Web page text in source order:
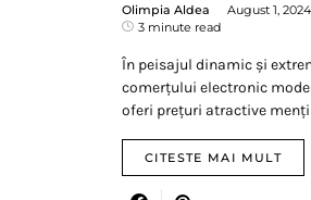
Olimpia Aldea August 1, 2024
3 minute read
În peisajul dinamic și
comerțului electronic
oferi prețuri atractive
CITESTE MAI MULT